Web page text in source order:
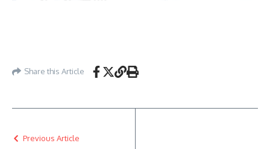
Share this Article
Previous Article